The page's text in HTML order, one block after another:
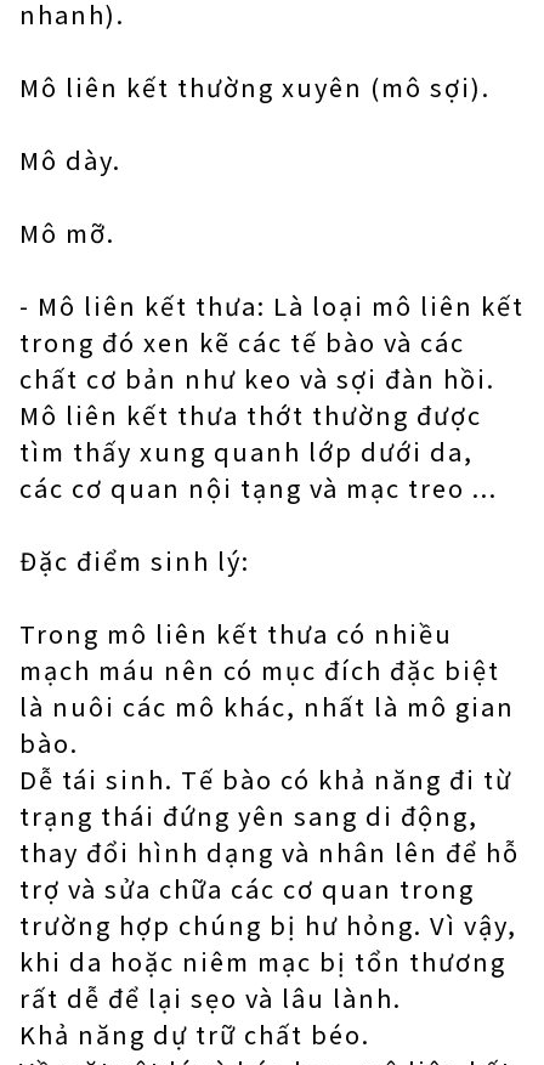
nhanh).
Mô liên kết thường xuyên (mô sợi).
Mô dày.
Mô mỡ.
- Mô liên kết thưa: Là loại mô liên kết
trong đó xen kẽ các tế bào và các
chất cơ bản như keo và sợi đàn hồi.
Mô liên kết thưa thớt thường được
tìm thấy xung quanh lớp dưới da,
các cơ quan nội tạng và mạc treo ...
Đặc điểm sinh lý:
Trong mô liên kết thưa có nhiều
mạch máu nên có mục đích đặc biệt
là nuôi các mô khác, nhất là mô gian
bào.
Dễ tái sinh. Tế bào có khả năng đi từ
trạng thái đứng yên sang di động,
thay đổi hình dạng và nhân lên để hỗ
trợ và sửa chữa các cơ quan trong
trường hợp chúng bị hư hỏng. Vì vậy,
khi da hoặc niêm mạc bị tổn thương
rất dễ để lại sẹo và lâu lành.
Khả năng dự trữ chất béo.